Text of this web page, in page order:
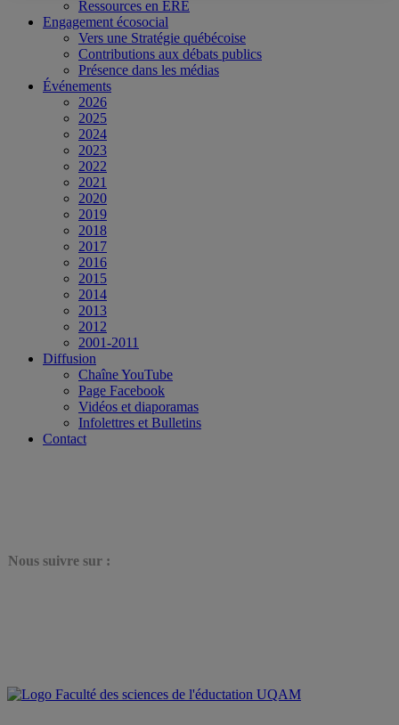
Ressources en ERE
Engagement écosocial
Vers une Stratégie québécoise
Contributions aux débats publics
Présence dans les médias
Événements
2026
2025
2024
2023
2022
2021
2020
2019
2018
2017
2016
2015
2014
2013
2012
2001-2011
Diffusion
Chaîne YouTube
Page Facebook
Vidéos et diaporamas
Infolettres et Bulletins
Contact
Nous suivre sur :